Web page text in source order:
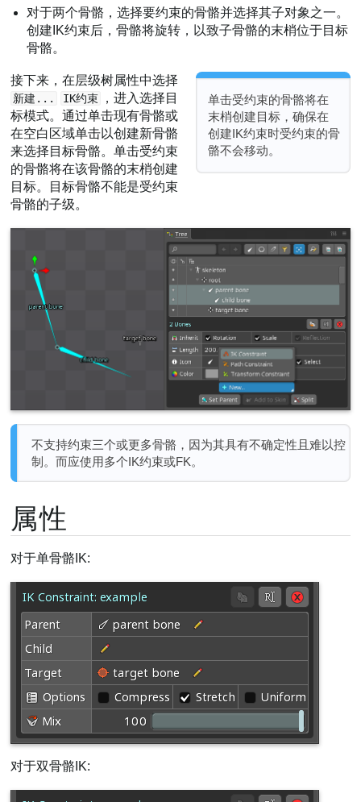
对于两个骨骼，选择要约束的骨骼并选择其子对象之一。
创建IK约束后，骨骼将旋转，以致子骨骼的末梢位于目标
骨骼。
单击受约束的骨骼将在
末梢创建目标，确保在
创建IK约束时受约束的骨
骼不会移动。
接下来，在层级树属性中选择
新建... IK约束
，进入选择目
标模式。通过单击现有骨骼或
在空白区域单击以创建新骨骼
来选择目标骨骼。单击受约束
的骨骼将在该骨骼的末梢创建
目标。目标骨骼不能是受约束
骨骼的子级。
不支持约束三个或更多骨骼，因为其具有不确定性且难以控
制。而应使用多个IK约束或FK。
属性
对于单骨骼IK:
对于双骨骼IK: